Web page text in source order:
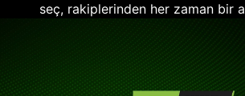
seç, rakiplerinden her zaman bir